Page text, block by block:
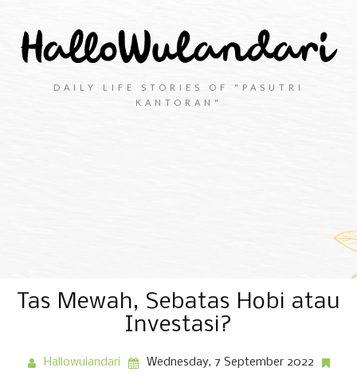
DAILY LIFE STORIES OF "PASUTRI
KANTORAN"
Tas Mewah, Sebatas Hobi atau
Investasi?
Hallowulandari Wednesday, 7 September 2022